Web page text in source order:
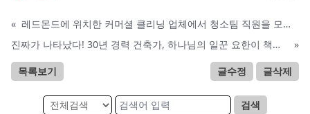
«
레드몬드에 위치한 커머셜 클리닝 업체에서 청소팀 직원을 모집합니다.
진짜가 나타났다! 30년 경력 건축가, 하나님의 일꾼 요한이 책임 시공합니다.
»
목록보기 글수정 글삭제
검색